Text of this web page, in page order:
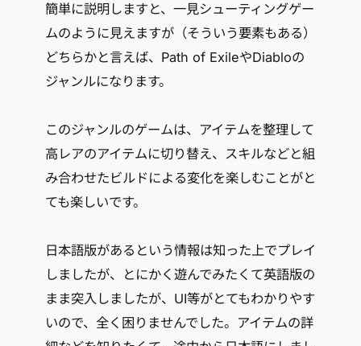
簡単に説明しますと、一見シューティングゲー
ムのように見えますが（そういう要素もある）
どちらかと言えば、Path of ExileやDiabloの
ジャンルになります。
このジャンルのゲームは、アイテムを整理して
高レアのアイテムに切り替え、スキルなどと組
み合わせたビルドによる変化を楽しむことがと
ても楽しいです。
日本語版があるという情報は知った上でプレイ
しましたが、とにかく遊んでみたくて英語版の
まま突入しましたが、UI等がとてもわかりやす
いので、全く困りませんでした。アイテムの詳